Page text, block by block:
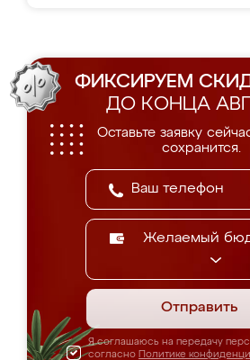
ФИКСИРУЕМ
ДО КОНЦА
Оставьте заявку
сохранится.
Желаемый
Отправить
Я соглашаюсь на передачу
согласно Политике